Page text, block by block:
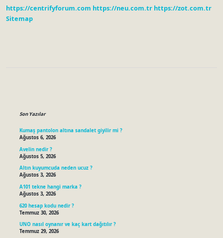
https://centrifyforum.com https://neu.com.tr https://zot.com.tr
Sitemap
Son Yazılar
Kumaş pantolon altına sandalet giyilir mi ?
Ağustos 6, 2026
Avelin nedir ?
Ağustos 5, 2026
Altın kuyumcuda neden ucuz ?
Ağustos 3, 2026
A101 tekne hangi marka ?
Ağustos 3, 2026
620 hesap kodu nedir ?
Temmuz 30, 2026
UNO nasıl oynanır ve kaç kart dağıtılır ?
Temmuz 29, 2026